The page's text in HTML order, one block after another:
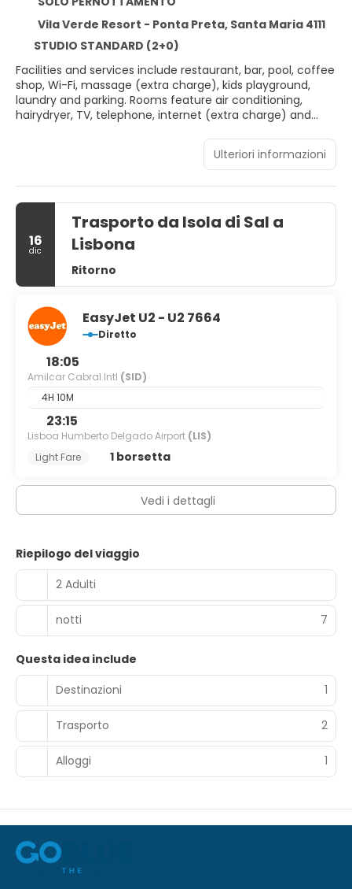
Vila Verde Resort - Ponta Preta, Santa Maria 4111
STUDIO STANDARD (2+0)
Facilities and services include restaurant, bar, pool, coffee
shop, Wi-Fi, massage (extra charge), kids playground,
laundry and parking. Rooms feature air conditioning,
hairydryer, TV, telephone, internet (extra charge) and
may be closed due to weather / seasonal conditions.
Address: Vila Verde Resort - Ponta Preta, 4111 Santa Maria,
Ulteriori informazioni
16
dic
Trasporto da Isola di Sal a
Lisbona
Ritorno
EasyJet U2 - U2 7664
Diretto
18:05
Amilcar Cabral Intl (SID)
4H 10M
23:15
Lisboa Humberto Delgado Airport (LIS)
Light Fare
1 borsetta
Vedi i dettagli
Riepilogo del viaggio
2 Adulti
notti 7
Questa idea include
Destinazioni
1
Trasporto 2
Alloggi 1